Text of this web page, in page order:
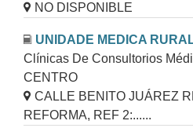
NO DISPONIBLE
UNIDADE MEDICA
Clínicas De Consultorios
CENTRO
CALLE BENITO JUÁREZ
REFORMA, REF 2:......